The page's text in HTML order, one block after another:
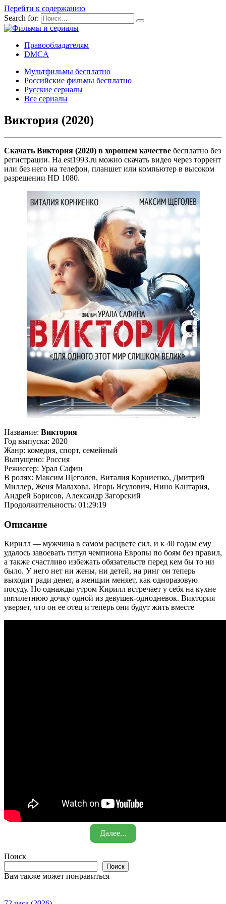
Перейти к содержанию
Search for:
Правообладателям
DMCA
Мультфильмы бесплатно
Российские фильмы бесплатно
Русские сериалы
Все сериалы
Виктория (2020)
Скачать Виктория (2020) в хорошем качестве бесплатно без
регистрации. На est1993.ru можно скачать видео через торрент
или без него на телефон, планшет или компьютер в высоком
разрешении HD 1080.
Название: Виктория
Год выпуска: 2020
Жанр: комедия, спорт, семейный
Выпущено: Россия
Режиссер: Урал Сафин
В ролях: Максим Щеголев, Виталия Корниенко, Дмитрий
Миллер, Женя Малахова, Игорь Ясулович, Нино Кантария,
Андрей Борисов, Александр Загорский
Продолжительность: 01:29:19
Описание
Кирилл — мужчина в самом расцвете сил, и к 40 годам ему
удалось завоевать титул чемпиона Европы по боям без правил,
а также счастливо избежать обязательств перед кем бы то ни
было. У него нет ни жены, ни детей, на ринг он теперь
выходит ради денег, а женщин меняет, как одноразовую
посуду. Но однажды утром Кирилл встречает у себя на кухне
пятилетнюю дочку одной из девушек-однодневок. Виктория
уверяет, что он ее отец и теперь они будут жить вместе
Далее...
Поиск
Поиск
Вам также может понравиться